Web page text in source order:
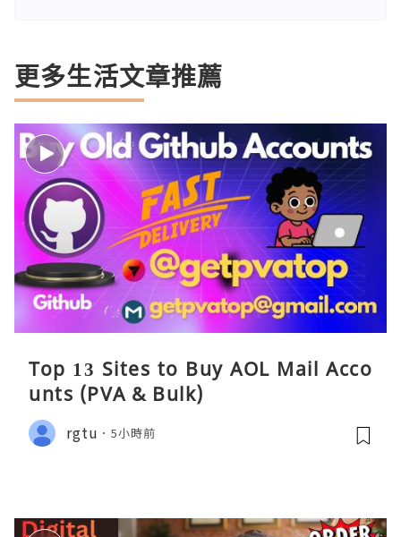
更多生活文章推薦
Top 13 Sites to Buy AOL Mail Acco
unts (PVA & Bulk)
rgtu 5小時前